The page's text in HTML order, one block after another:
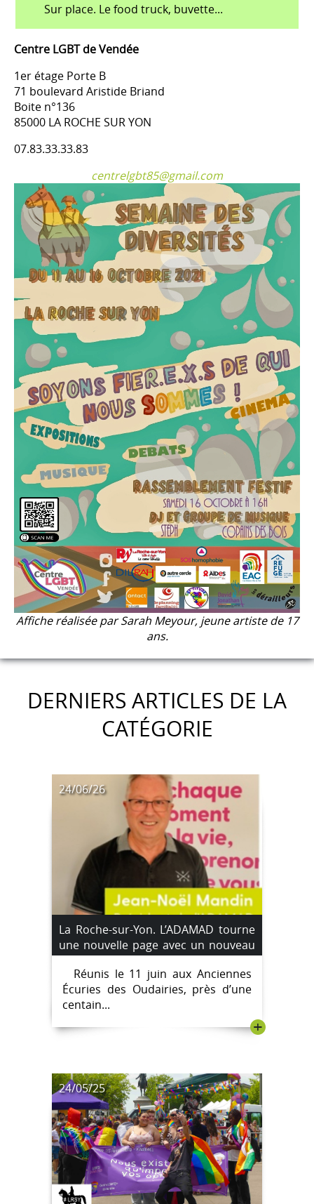
Sur place. Le food truck, buvette...
Centre LGBT de Vendée
1er étage Porte B
71 boulevard Aristide Briand
Boite n°136
85000 LA ROCHE SUR YON
07.83.33.33.83
centrelgbt85@gmail.com
Affiche réalisée par Sarah Meyour, jeune artiste de 17
ans.
DERNIERS ARTICLES DE LA
CATÉGORIE
24/06/26
La Roche-sur-Yon. L’ADAMAD tourne
une nouvelle page avec un nouveau
président
Réunis le 11 juin aux Anciennes
Écuries des Oudairies, près d’une
centain...
+
24/05/25